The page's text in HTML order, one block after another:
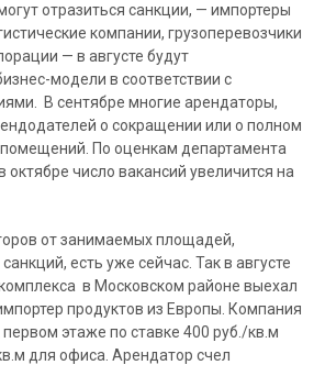
отразиться санкции, — импортеры
компании, грузоперевозчики
— в августе будут
модели в соответствии с
В сентябре многие арендаторы,
о сокращении или о полном
По оценкам департамента
число вакансий увеличится на
от занимаемых площадей,
есть уже сейчас. Так в августе
в Московском районе выехал
продуктов из Европы. Компания
этаже по ставке 400 руб./кв.м
для офиса. Арендатор счел